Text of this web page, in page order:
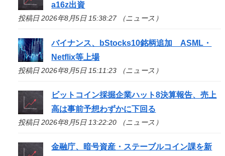
a16z出資
投稿日 2026年8月5日 15:38:27 （ニュース）
バイナンス、bStocks10銘柄追加 ASML・
Netflix等上場
投稿日 2026年8月5日 15:11:23 （ニュース）
ビットコイン採掘企業ハット8決算報告、売上
高は事前予想わずかに下回る
投稿日 2026年8月5日 13:22:20 （ニュース）
金融庁、暗号資産・ステーブルコイン課を新